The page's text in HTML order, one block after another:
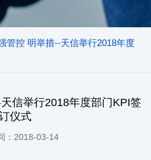
管控 明举措--天信举行2018年度
信举行2018年度部门KPI签
仪式
：2018-03-14